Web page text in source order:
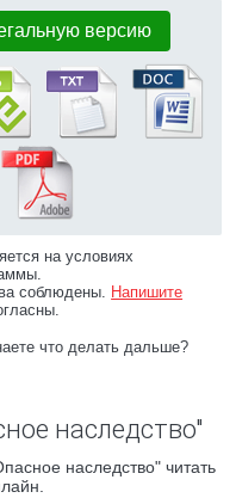
версию
на условиях
соблюдены. Напишите
что делать дальше?
наследство"
наследство" читать